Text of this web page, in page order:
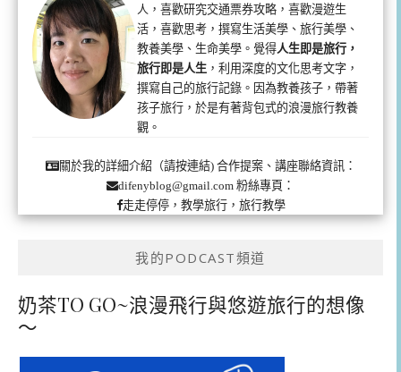
人，喜歡研究交通票券攻略，喜歡漫遊生
活，喜歡思考，撰寫生活美學、旅行美學、
教養美學、生命美學。覺得人生即是旅行，
旅行即是人生 ，利用深度的文化思考文字，
撰寫自己的旅行記錄。因為教養孩子，帶著
孩子旅行，於是有著背包式的浪漫旅行教養
觀。
關於我的詳細介紹（請按連結)合作提案、講座聯絡資訊：
difenyblog@gmail.com 粉絲專頁：
走走停停，教學旅行，旅行教學
我的PODCAST頻道
奶茶TO GO~浪漫飛行與悠遊旅行的想像
～